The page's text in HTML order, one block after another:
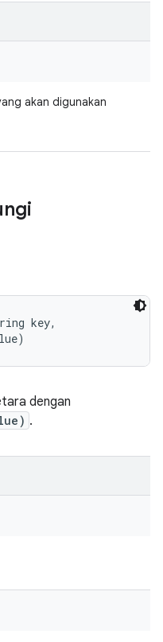
akan digunakan
key,
dengan
.